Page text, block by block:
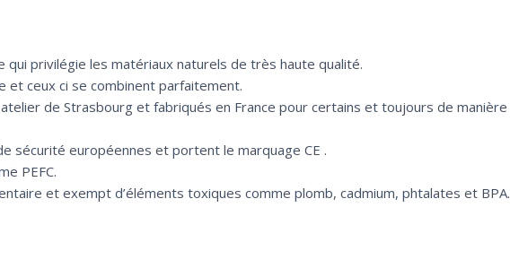
qui privilégie les matériaux naturels de très haute qualité.
et ceux ci se combinent parfaitement.
de Strasbourg et fabriqués en France pour certains et toujours de manière
sécurité européennes et portent le marquage CE .
PEFC.
et exempt d’éléments toxiques comme plomb, cadmium, phtalates et BPA.